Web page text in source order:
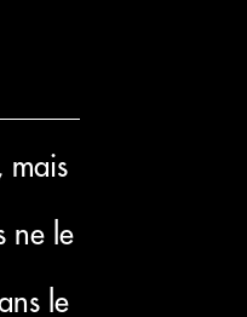
mais
ne le
le